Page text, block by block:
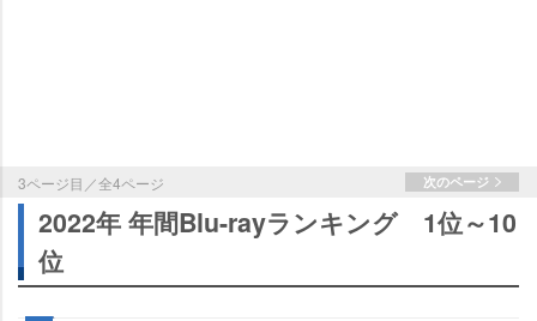
3ページ目／全4ページ 次のページ
2022年 年間Blu-rayランキング 1位～10
位